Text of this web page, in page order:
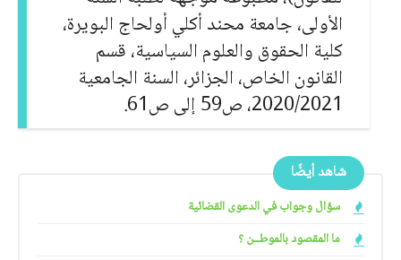
الأولى، جامعة محند أكلي أولحاج البويرة،
كلية الحقوق والعلوم السياسية، قسم
القانون الخاص، الجزائر، السنة الجامعية
2020/2021، ص59 إلى ص61.
شاهد أيضًا
سؤال وجواب في الدعوى القضائية
ما المقصود بالموطــن ؟